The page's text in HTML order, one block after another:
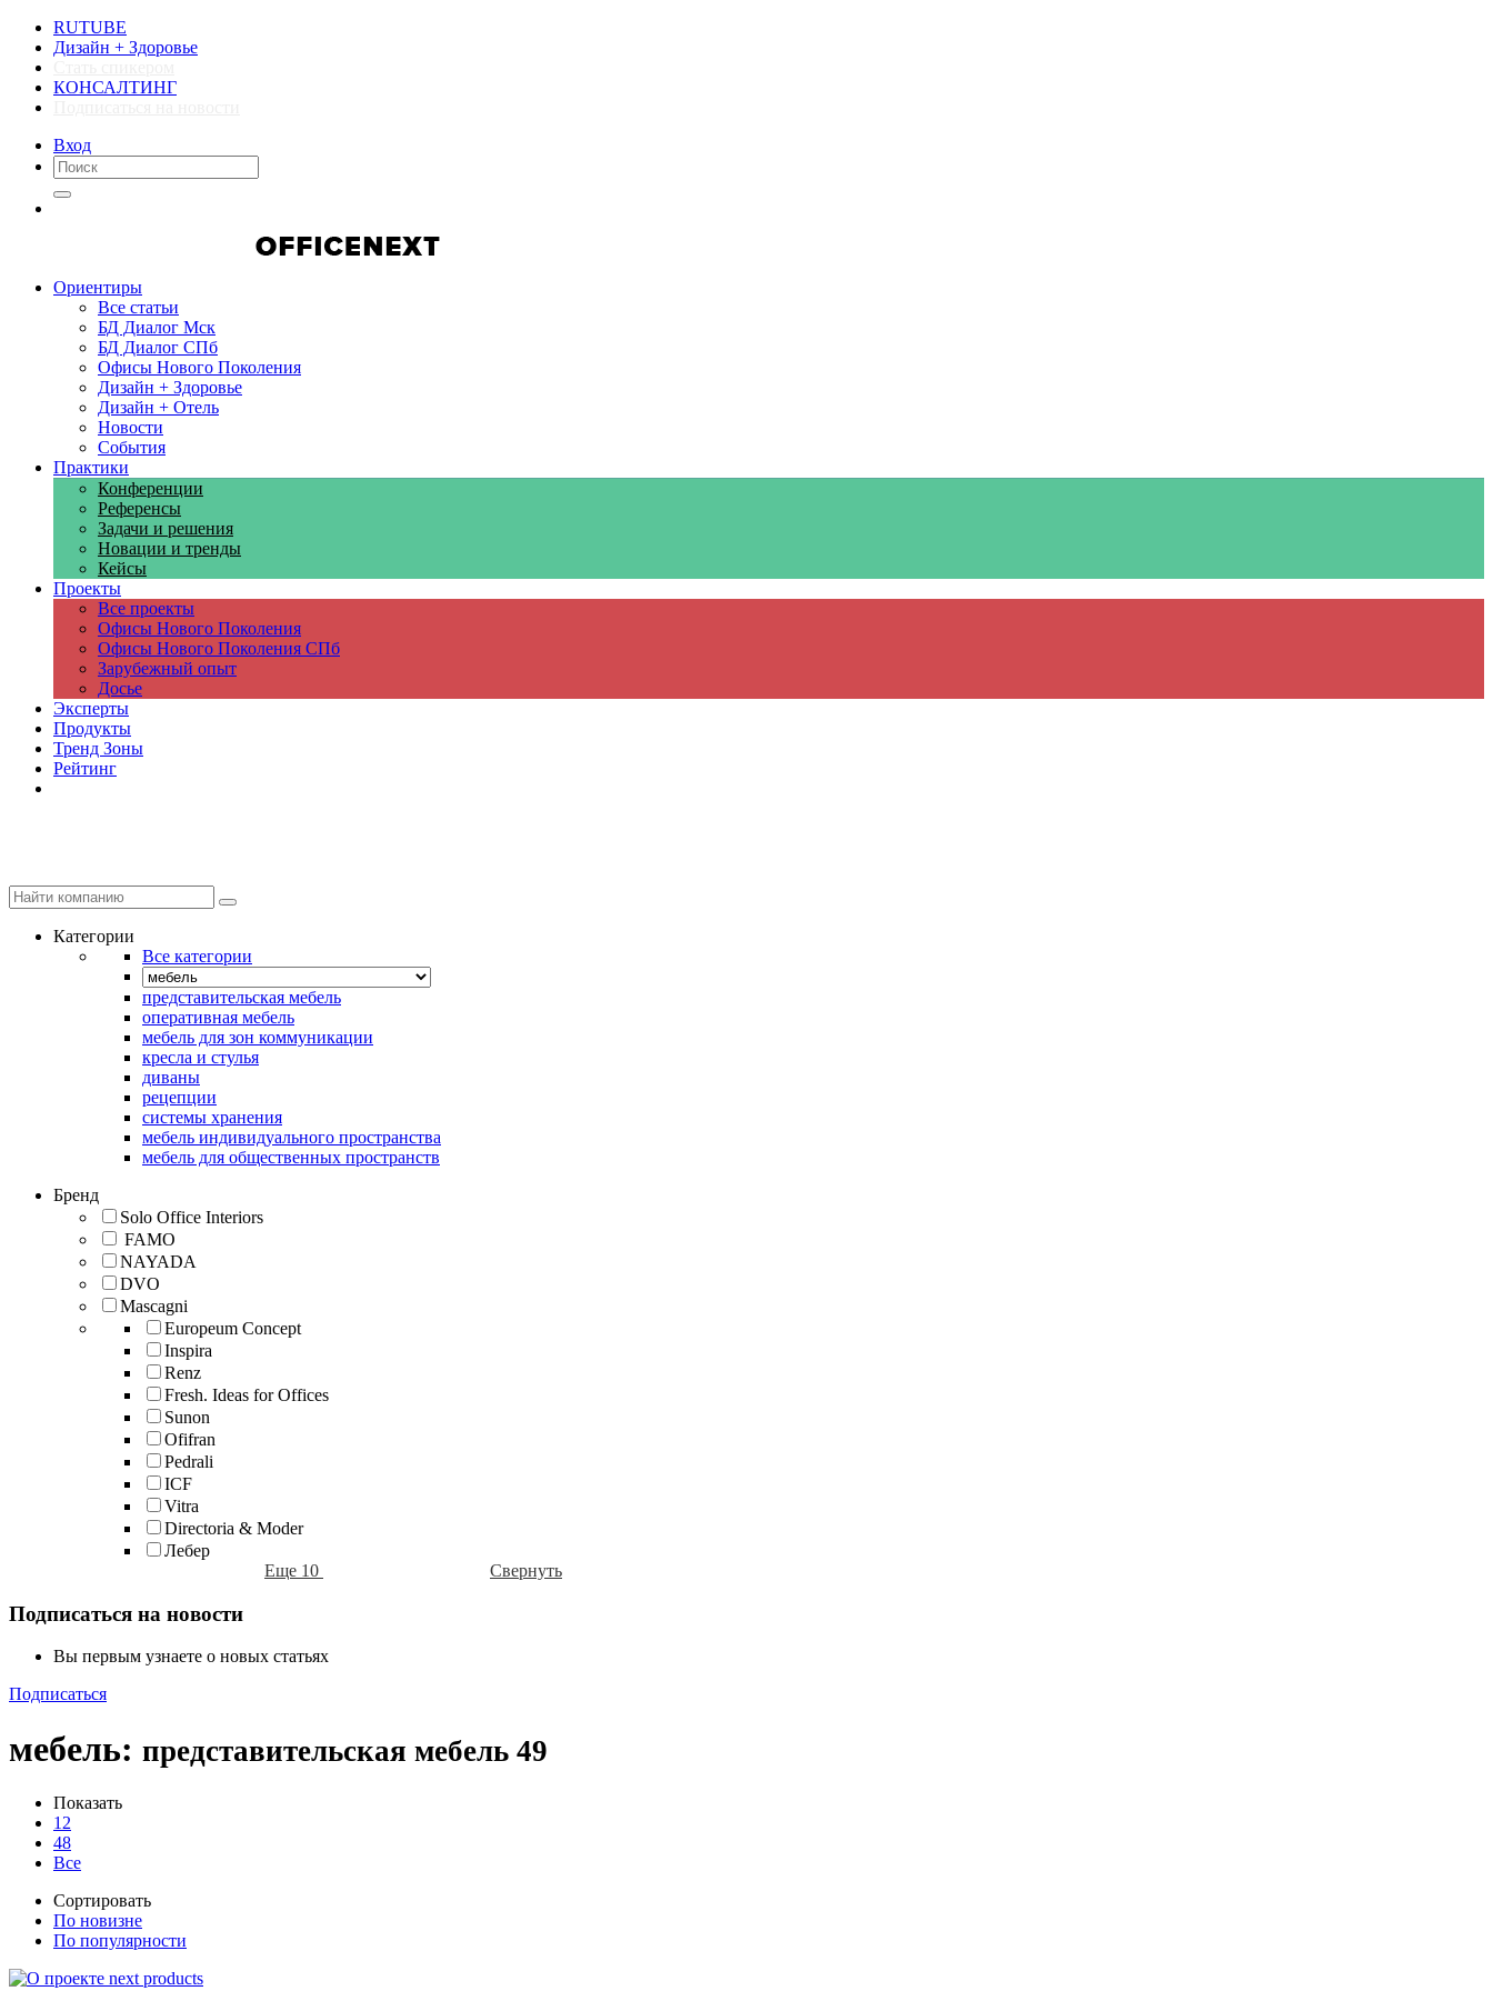
RUTUBE
Дизайн + Здоровье
КОНСАЛТИНГ
Вход
Ориентиры
Все статьи
БД Диалог Мск
БД Диалог СПб
Офисы Нового Поколения
Дизайн + Здоровье
Дизайн + Отель
Новости
События
Практики
Конференции
Референсы
Задачи и решения
Новации и тренды
Кейсы
Проекты
Все проекты
Офисы Нового Поколения
Офисы Нового Поколения СПб
Зарубежный опыт
Досье
Эксперты
Продукты
Тренд Зоны
Рейтинг
Категории
Все категории
представительская мебель
оперативная мебель
мебель для зон коммуникации
кресла и стулья
диваны
рецепции
системы хранения
мебель индивидуального пространства
мебель для общественных пространств
Бренд
Solo Office Interiors
FAMO
NAYADA
DVO
Mascagni
Europeum Concept
Inspira
Renz
Fresh. Ideas for Offices
Sunon
Ofifran
Pedrali
ICF
Vitra
Directoria & Moder
Лебер
Еще 10
Свернуть
Подписаться на новости
Вы первым узнаете о новых статьях
Подписаться
мебель: представительская мебель 49
Показать
12
48
Все
Сортировать
По новизне
По популярности